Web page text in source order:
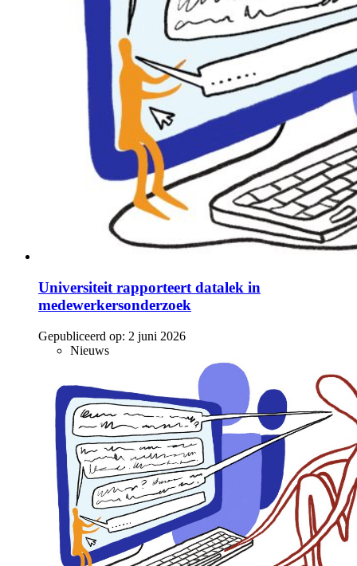
Universiteit rapporteert datalek in
medewerkersonderzoek
Gepubliceerd op: 2 juni 2026
Nieuws